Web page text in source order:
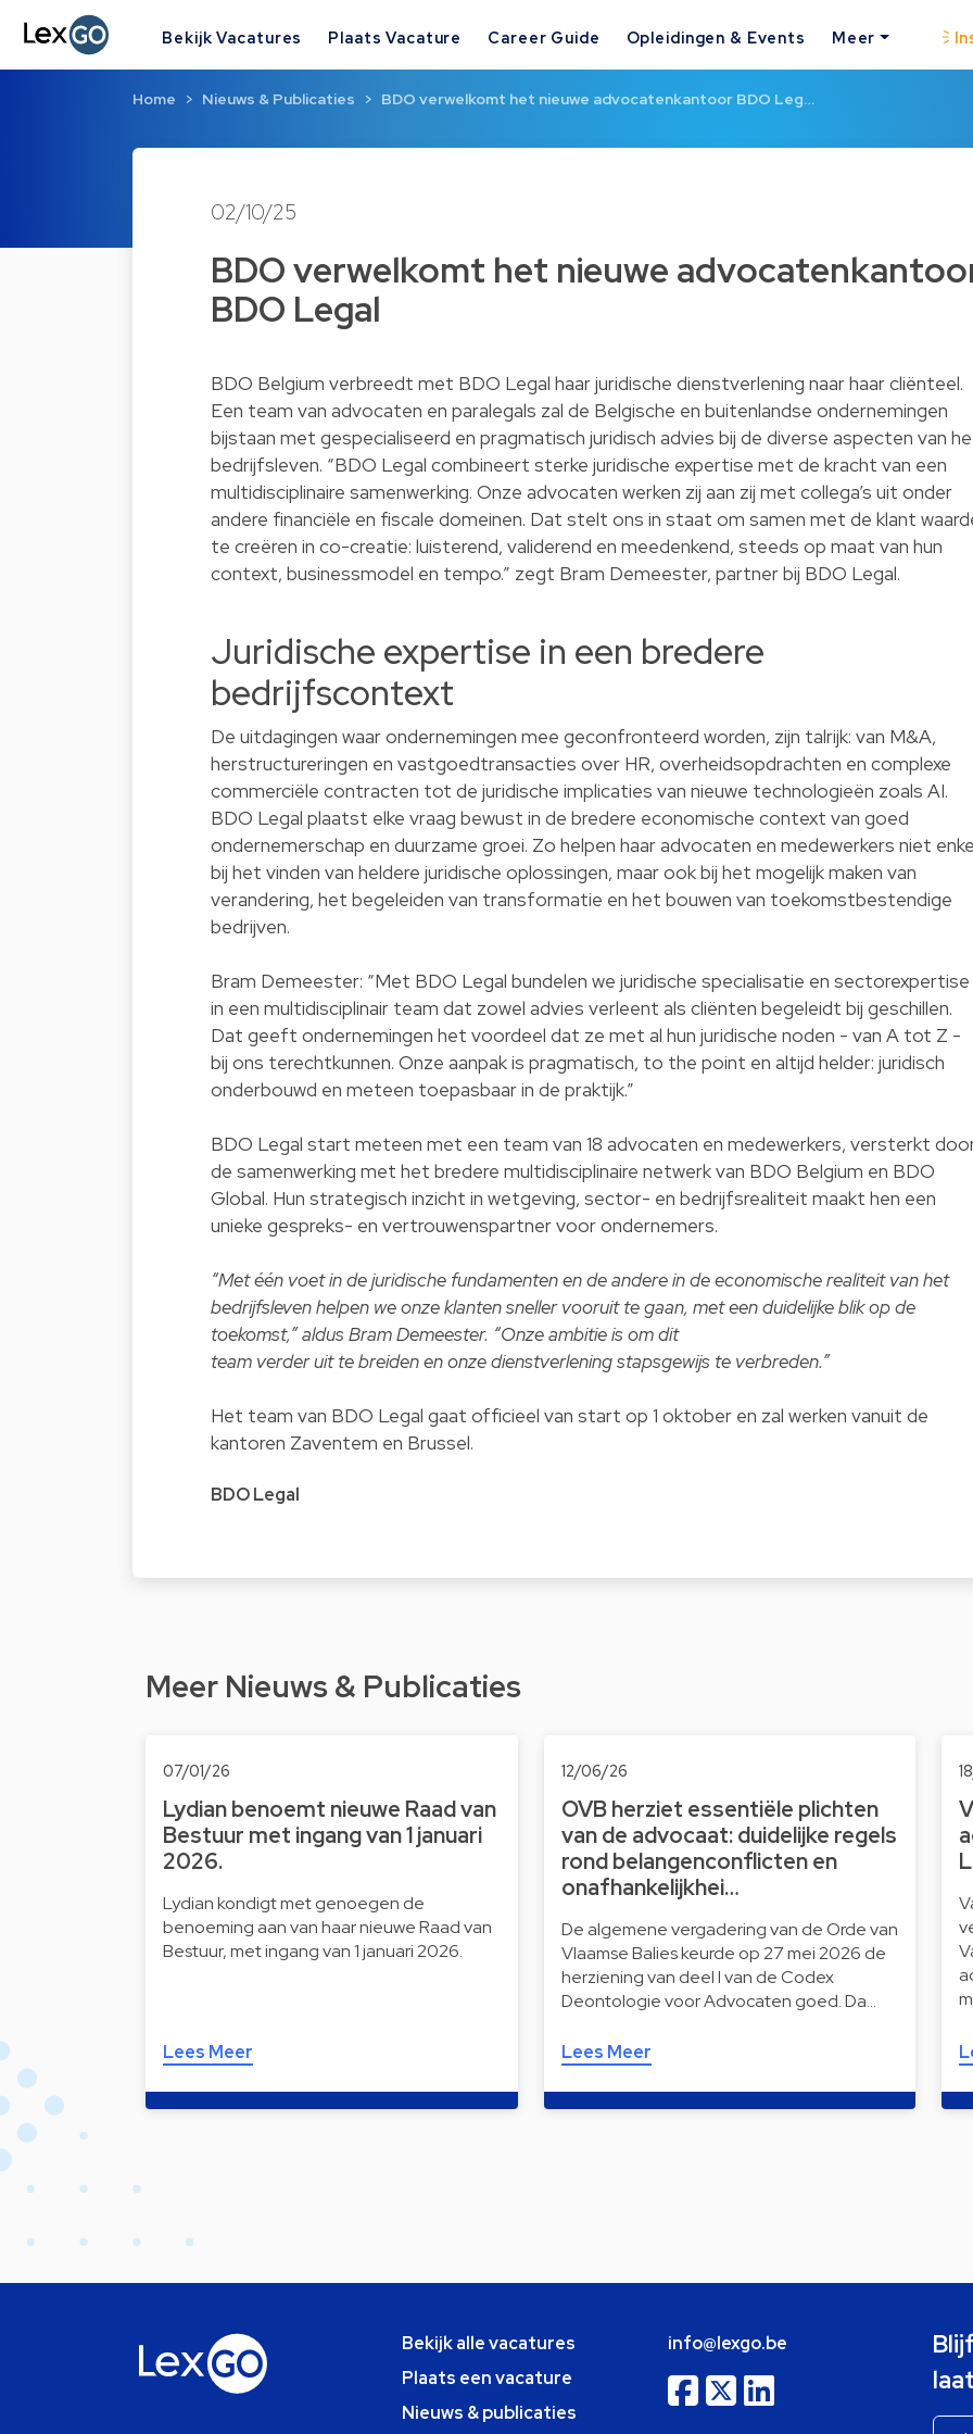
Bekijk Vacatures Plaats Vacature Career Guide Opleidingen & Events Meer
Home Nieuws & Publicaties BDO verwelkomt het nieuwe advocatenkantoor BDO Leg…
02/10/25
BDO verwelkomt het nieuwe
BDO Legal
BDO Belgium verbreedt met BDO Legal haar juridische dienstverlening naar haar cliënteel.
Een team van advocaten en paralegals zal de Belgische en buitenlandse ondernemingen
bijstaan met gespecialiseerd en pragmatisch juridisch advies bij de diverse aspecten van
bedrijfsleven. “BDO Legal combineert sterke juridische expertise met de kracht van een
multidisciplinaire samenwerking. Onze advocaten werken zij aan zij met collega’s uit onder
andere financiële en fiscale domeinen. Dat stelt ons in staat om samen met de klant
te creëren in co-creatie: luisterend, validerend en meedenkend, steeds op maat van hun
context, businessmodel en tempo.” zegt Bram Demeester, partner bij BDO Legal.
Juridische expertise in een bredere
bedrijfscontext
De uitdagingen waar ondernemingen mee geconfronteerd worden, zijn talrijk: van M&A,
herstructureringen en vastgoedtransacties over HR, overheidsopdrachten en complexe
commerciële contracten tot de juridische implicaties van nieuwe technologieën zoals AI.
BDO Legal plaatst elke vraag bewust in de bredere economische context van goed
ondernemerschap en duurzame groei. Zo helpen haar advocaten en medewerkers niet
bij het vinden van heldere juridische oplossingen, maar ook bij het mogelijk maken van
verandering, het begeleiden van transformatie en het bouwen van toekomstbestendige
bedrijven.
Bram Demeester: “Met BDO Legal bundelen we juridische specialisatie en sectorexpertise
in een multidisciplinair team dat zowel advies verleent als cliënten begeleidt bij geschillen.
Dat geeft ondernemingen het voordeel dat ze met al hun juridische noden - van A tot Z -
bij ons terechtkunnen. Onze aanpak is pragmatisch, to the point en altijd helder: juridisch
onderbouwd en meteen toepasbaar in de praktijk.”
BDO Legal start meteen met een team van 18 advocaten en medewerkers, versterkt
de samenwerking met het bredere multidisciplinaire netwerk van BDO Belgium en BDO
Global. Hun strategisch inzicht in wetgeving, sector- en bedrijfsrealiteit maakt hen een
unieke gespreks- en vertrouwenspartner voor ondernemers.
“Met één voet in de juridische fundamenten en de andere in de economische realiteit van het
bedrijfsleven helpen we onze klanten sneller vooruit te gaan, met een duidelijke blik op de
toekomst,” aldus Bram Demeester. “Onze ambitie is om dit
team verder uit te breiden en onze dienstverlening stapsgewijs te verbreden.”
Het team van BDO Legal gaat officieel van start op 1 oktober en zal werken vanuit de
kantoren Zaventem en Brussel.
BDO Legal
Meer Nieuws & Publicaties
07/01/26
Lydian benoemt nieuwe Raad van
Bestuur met ingang van 1 januari
2026.
Lydian kondigt met genoegen de
benoeming aan van haar nieuwe Raad van
Bestuur, met ingang van 1 januari 2026.
Lees Meer
12/06/26
OVB herziet essentiële plichten
van de advocaat: duidelijke regels
rond belangenconflicten en
onafhankelijkhei…
De algemene vergadering van de Orde van
Vlaamse Balies keurde op 27 mei 2026 de
herziening van deel I van de Codex
Deontologie voor Advocaten goed. Da…
Lees Meer
Bekijk alle vacatures
Plaats een vacature
Nieuws & publicaties
info@lexgo.be